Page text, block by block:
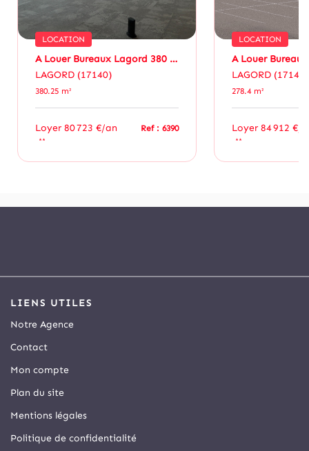
LOCATION
A Louer Bureaux Lagord 380 M²
LAGORD (17140)
380.25 m²
Loyer 80 723 €/an
**
Ref : 6390
LOCATION
LAGORD (17140)
278.4 m²
Loyer 84 912 €/
**
LIENS UTILES
Notre Agence
Contact
Mon compte
Plan du site
Mentions légales
Politique de confidentialité